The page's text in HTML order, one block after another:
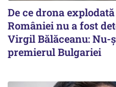
De ce drona
României nu a fost
Virgil Bălăceanu:
premierul Bulgariei